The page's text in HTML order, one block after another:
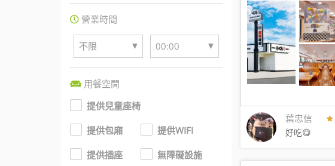
營業時間
不限 ▼ 00:00 ▼
用餐空間
提供兒童座椅
提供包廂 提供WIFI
提供插座 無障礙設施
葉忠信
好吃😋